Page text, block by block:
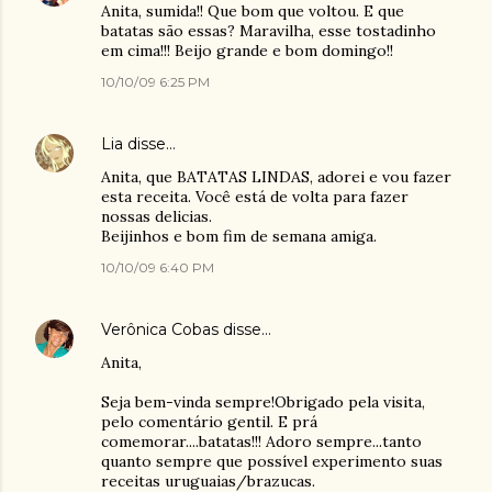
Anita, sumida!! Que bom que voltou. E que
batatas são essas? Maravilha, esse tostadinho
em cima!!! Beijo grande e bom domingo!!
10/10/09 6:25 PM
Lia disse…
Anita, que BATATAS LINDAS, adorei e vou fazer
esta receita. Você está de volta para fazer
nossas delicias.
Beijinhos e bom fim de semana amiga.
10/10/09 6:40 PM
Verônica Cobas disse…
Anita,
Seja bem-vinda sempre!Obrigado pela visita,
pelo comentário gentil. E prá
comemorar....batatas!!! Adoro sempre...tanto
quanto sempre que possível experimento suas
receitas uruguaias/brazucas.